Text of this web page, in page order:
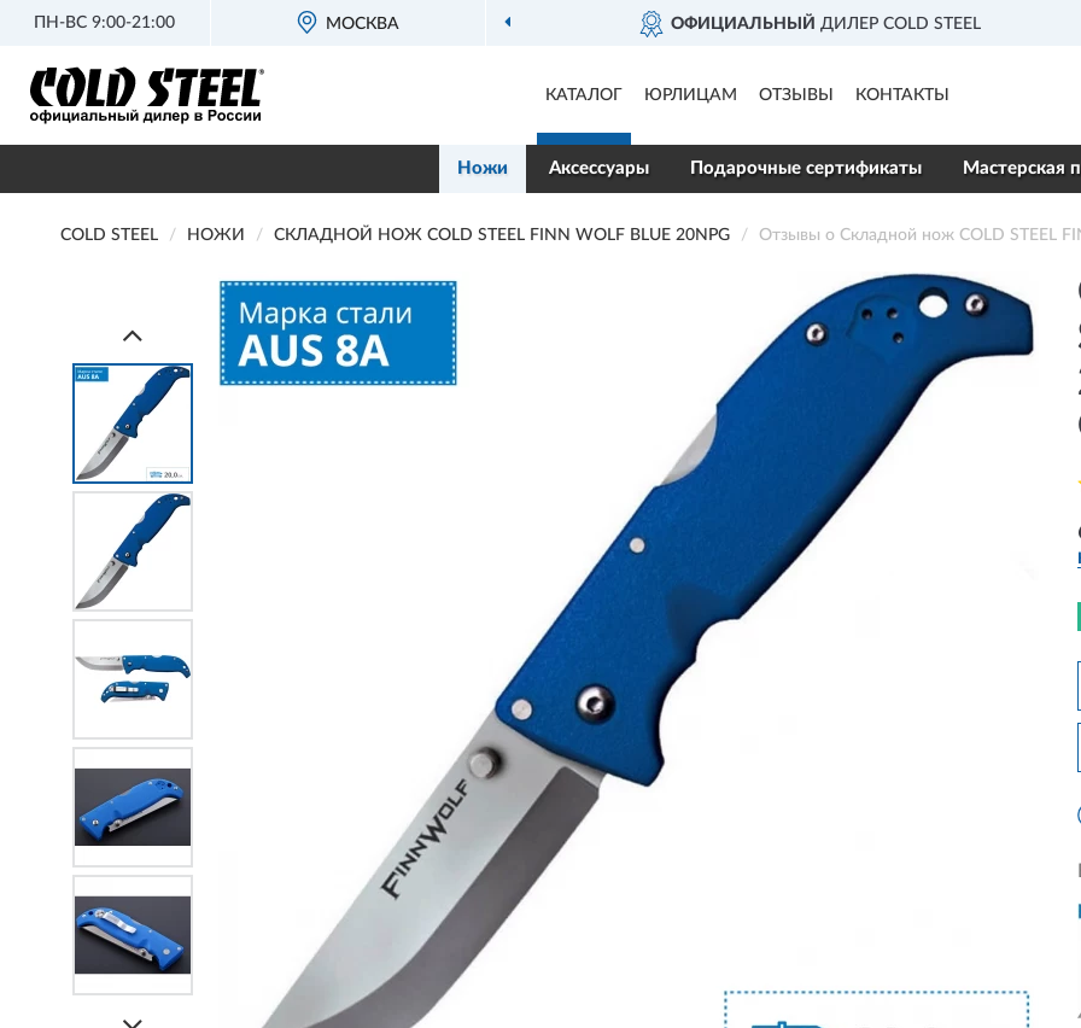
ПН-ВС 9:00-21:00 МОСКВА ОФИЦИАЛЬНЫЙДИЛЕР COLD STEEL
КАТАЛОГ ЮРЛИЦАМ ОТЗЫВЫ КОНТАКТЫ
Ножи Аксессуары Подарочные сертификаты Мастерская
COLD STEEL НОЖИ СКЛАДНОЙ НОЖ COLD STEEL FINN WOLF BLUE 20NPG Отзывы о Складной нож COLD STEEL